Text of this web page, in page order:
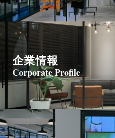
企業情報
Corporate Profile